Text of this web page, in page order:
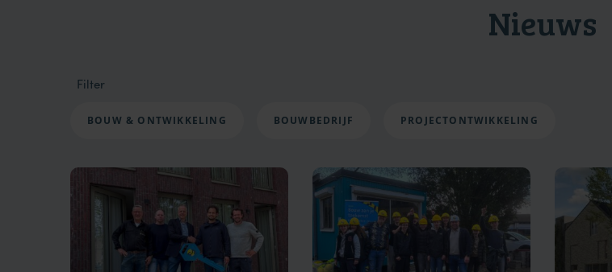
Nieuws
Filter
BOUW & ONTWIKKELING BOUWBEDRIJF PROJECTONTWIKKELING